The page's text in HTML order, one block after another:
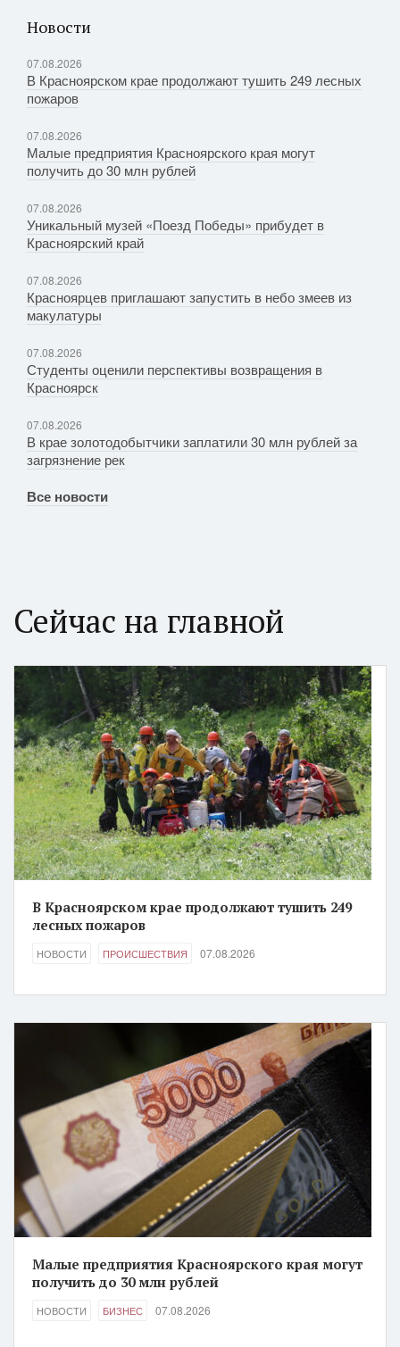
Новости
07.08.2026
В Красноярском крае продолжают тушить 249 лесных
пожаров
07.08.2026
Малые предприятия Красноярского края могут
получить до 30 млн рублей
07.08.2026
Уникальный музей «Поезд Победы» прибудет в
Красноярский край
07.08.2026
Красноярцев приглашают запустить в небо змеев из
макулатуры
07.08.2026
Студенты оценили перспективы возвращения в
Красноярск
07.08.2026
В крае золотодобытчики заплатили 30 млн рублей за
загрязнение рек
Все новости
Сейчас на главной
В Красноярском крае продолжают тушить 249
лесных пожаров
НОВОСТИ ПРОИСШЕСТВИЯ 07.08.2026
Малые предприятия Красноярского края могут
получить до 30 млн рублей
НОВОСТИ БИЗНЕС 07.08.2026